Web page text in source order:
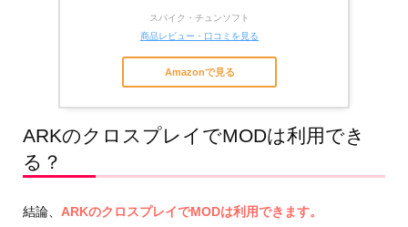
スパイク・チュンソフト
商品レビュー・口コミを見る
Amazonで見る
ARKのクロスプレイでMODは利用でき
る？
結論、 ARKのクロスプレイでMODは利用できます。